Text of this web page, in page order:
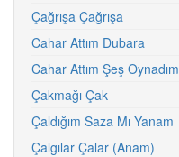
Çağrışa Çağrışa
Cahar Attım Dubara
Cahar Attım Şeş Oynadım
Çakmağı Çak
Çaldığım Saza Mı Yanam
Çalgılar Çalar (Anam)